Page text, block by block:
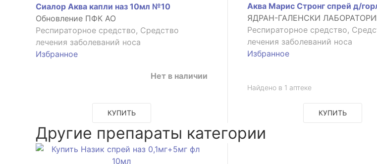
Сиалор Аква капли наз 10мл №10
Обновление ПФК АО
Респираторное средство, Средство
лечения заболеваний носа
Избранное
Нет в наличии
КУПИТЬ
Аква Марис Стронг спрей д/
ЯДРАН-ГАЛЕНСКИ
Респираторное средство,
лечения заболеваний носа
Избранное
Найдено в 1 аптеке
КУПИТЬ
Другие препараты категории